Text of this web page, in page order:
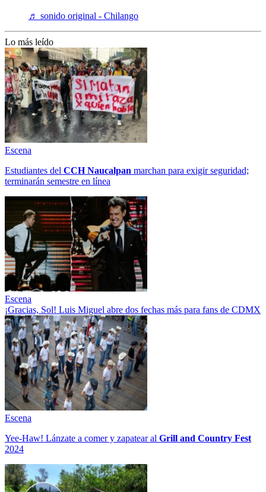
♬ sonido original - Chilango
Lo más leído
Escena
Estudiantes del CCH Naucalpan marchan para exigir seguridad;
terminarán semestre en línea
Escena
¡Gracias, Sol! Luis Miguel abre dos fechas más para fans de CDMX
Escena
Yee-Haw! Lánzate a comer y zapatear al Grill and Country Fest
2024